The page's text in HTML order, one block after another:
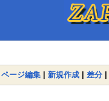
ページ編集 | 新規作成 | 差分 |